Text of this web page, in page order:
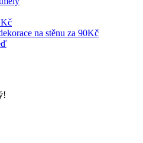
Kč
na stěnu za 90Kč